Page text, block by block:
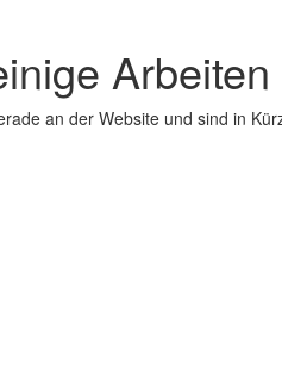
an der Website und sind in